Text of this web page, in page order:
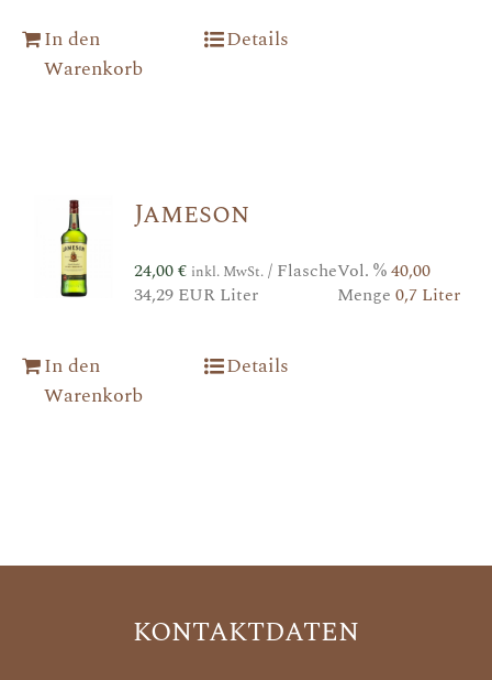
In den
Warenkorb
Details
Jameson
24,00€ inkl. MwSt./ Flasche
34,29 EUR Liter
Vol. %40,00
Menge 0,7 Liter
In den
Warenkorb
Details
KONTAKTDATEN